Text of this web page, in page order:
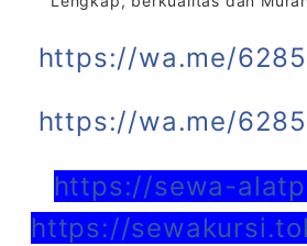
https://wa.me/
https://wa.me/
https://sewa-
https://